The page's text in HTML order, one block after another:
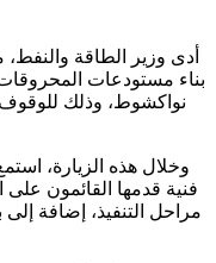
أدى وزير الطاقة
نواكشوط، وذلك
وخلال هذه الزيارة،
فنية قدمها القائمون على
مراحل التنفيذ، إضافة